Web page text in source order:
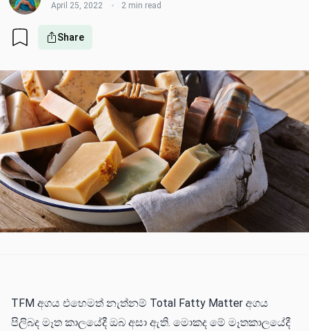
April 25, 2022 2 min read
Share
TFM අගය එහෙමත් නැත්නම් Total Fatty Matter අගය
පිලිබද මෑත කාලයේදී ඔබ අසා ඇති. මොකද මේ මෑතකාලයේදී